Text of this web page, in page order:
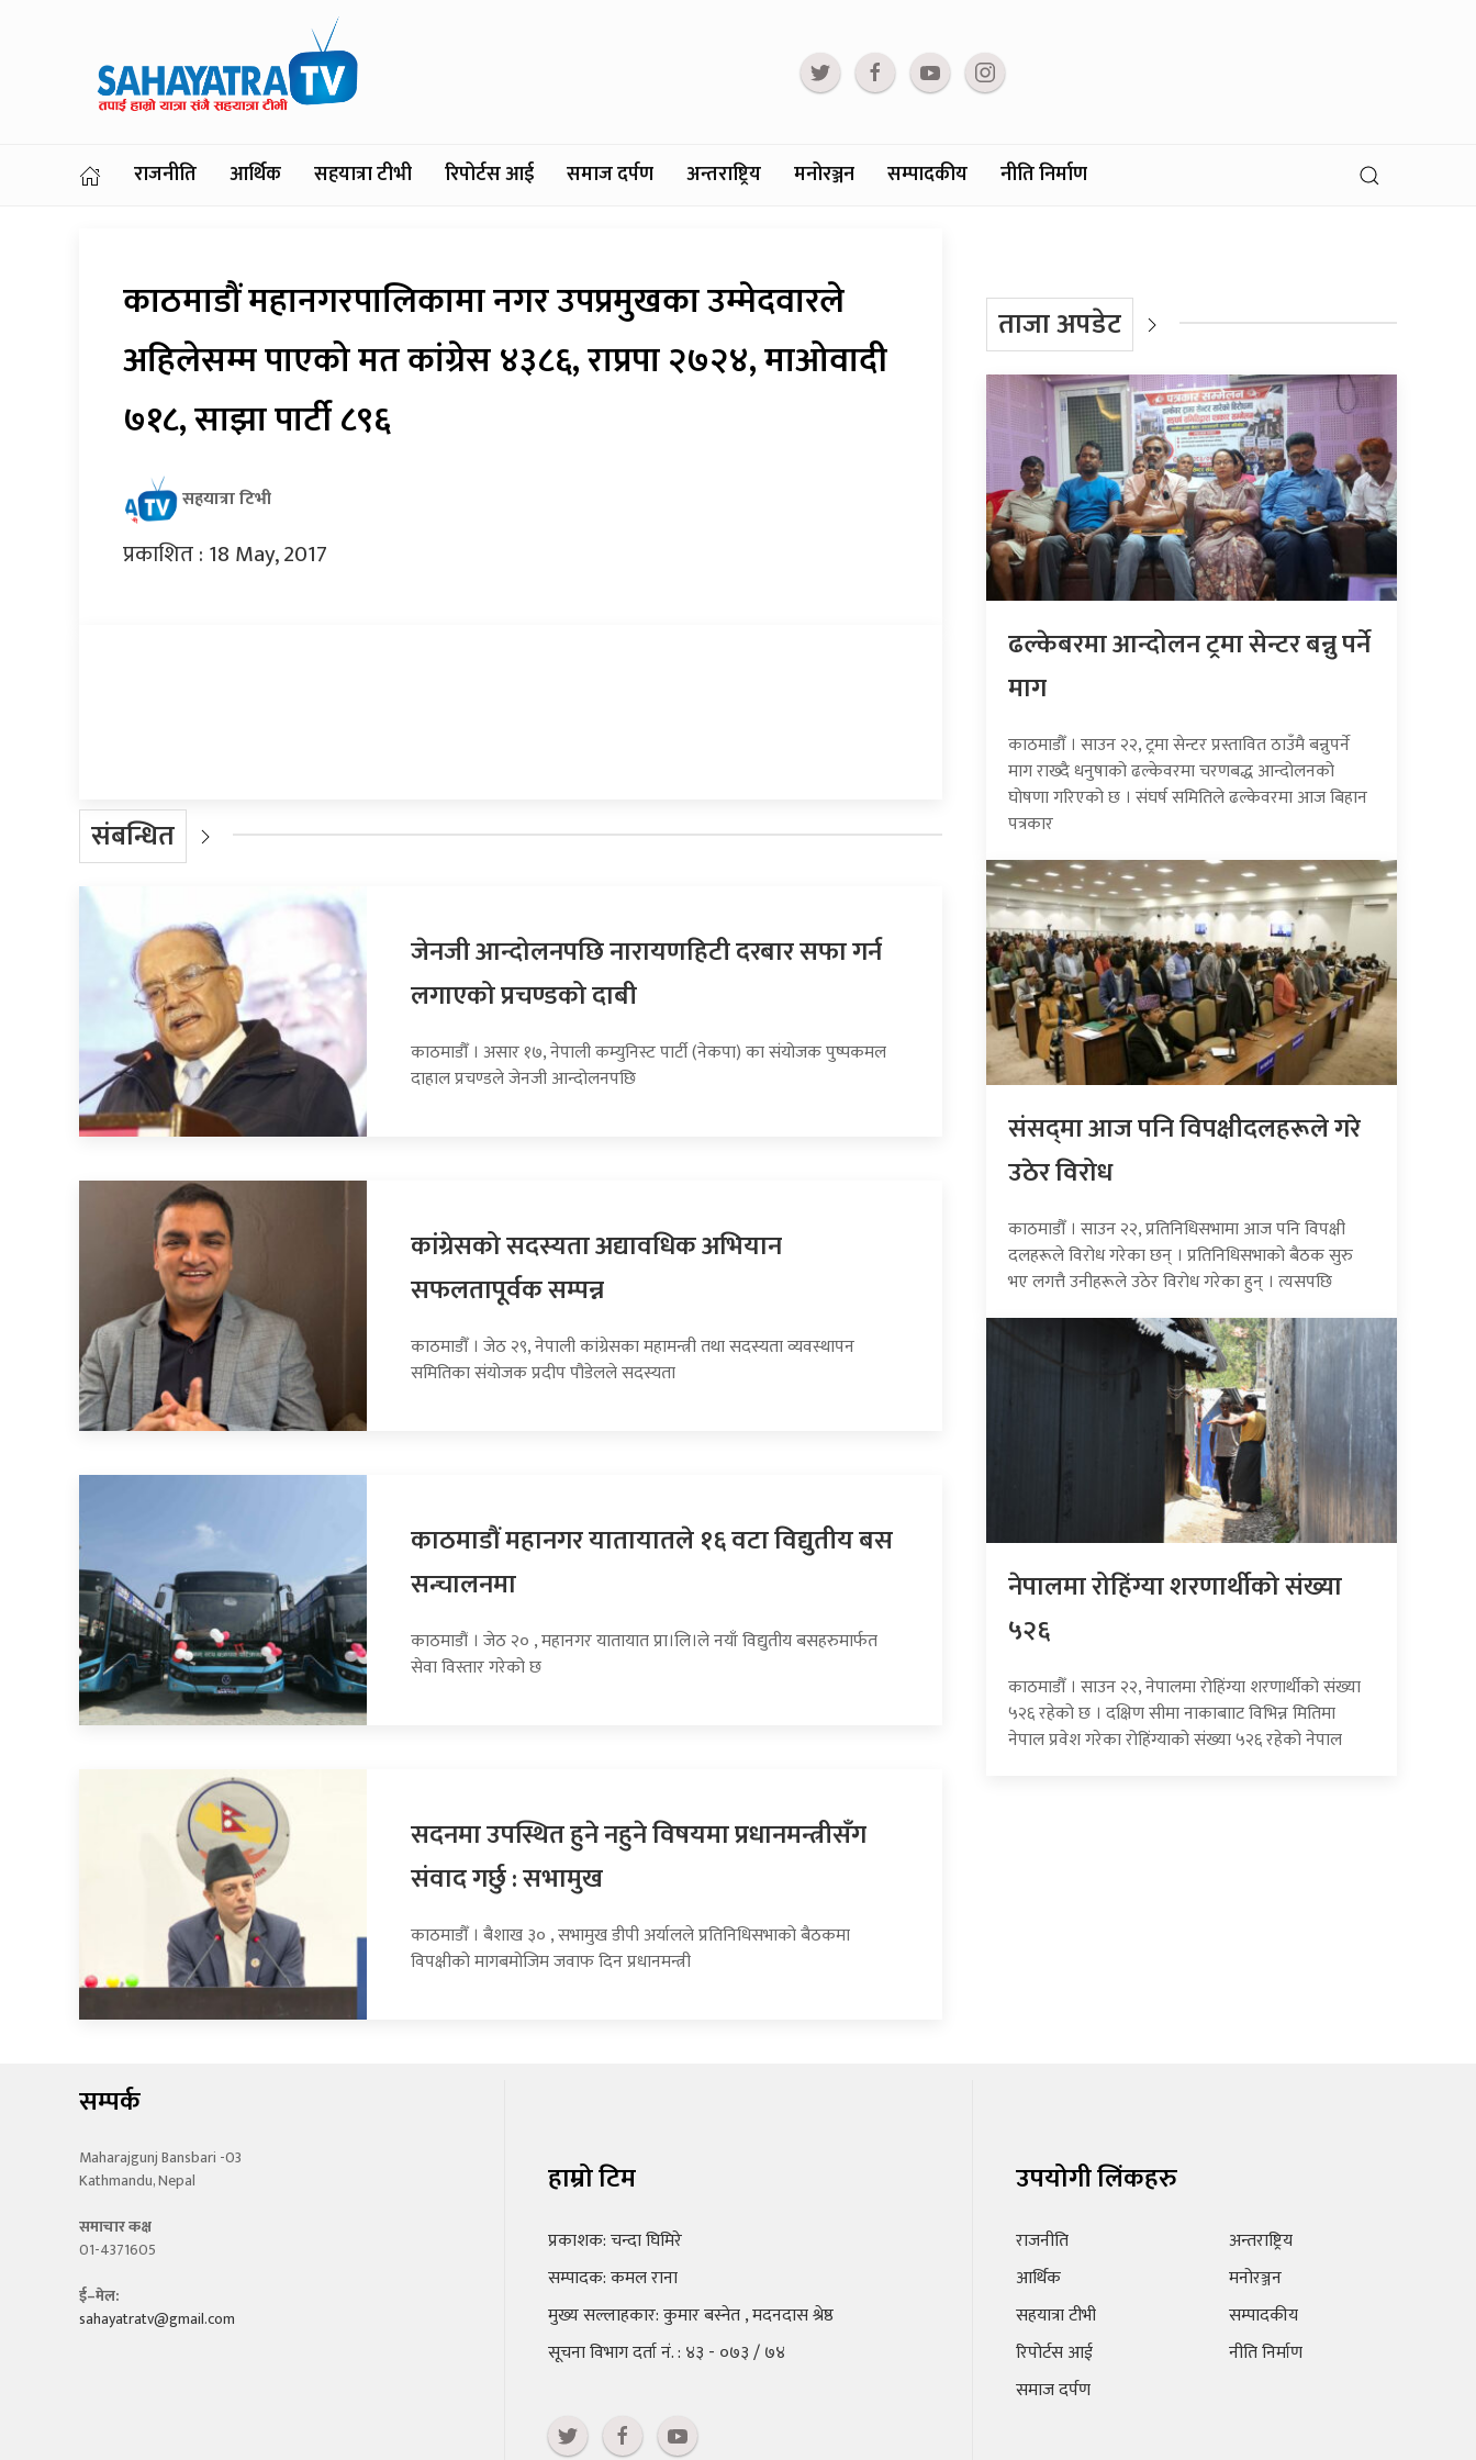
राजनीति आर्थिक सहयात्रा टीभी रिपोर्टस आई समाज दर्पण अन्तराष्ट्रिय मनोरञ्जन सम्पादकीय नीति निर्माण
काठमाडौं महानगरपालिकामा नगर उपप्रमुखका उम्मेदवारले
अहिलेसम्म पाएको मत कांग्रेस ४३८६, राप्रपा २७२४, माओवादी
७१८, साझा पार्टी ८९६
सहयात्रा टिभी
प्रकाशित : 18 May, 2017
संबन्धित
जेनजी आन्दोलनपछि नारायणहिटी दरबार सफा गर्न
लगाएको प्रचण्डको दाबी
काठमाडौँ । असार १७, नेपाली कम्युनिस्ट पार्टी (नेकपा) का संयोजक पुष्पकमल
दाहाल प्रचण्डले जेनजी आन्दोलनपछि
कांग्रेसको सदस्यता अद्यावधिक अभियान
सफलतापूर्वक सम्पन्न
काठमाडौँ । जेठ २९, नेपाली कांग्रेसका महामन्त्री तथा सदस्यता व्यवस्थापन
समितिका संयोजक प्रदीप पौडेलले सदस्यता
काठमाडौं महानगर यातायातले १६ वटा विद्युतीय बस
सन्चालनमा
काठमाडौं । जेठ २० , महानगर यातायात प्रा।लि।ले नयाँ विद्युतीय बसहरुमार्फत
सेवा विस्तार गरेको छ
सदनमा उपस्थित हुने नहुने विषयमा प्रधानमन्त्रीसँग
संवाद गर्छु : सभामुख
काठमाडौँ । बैशाख ३० , सभामुख डीपी अर्यालले प्रतिनिधिसभाको बैठकमा
विपक्षीको मागबमोजिम जवाफ दिन प्रधानमन्त्री
ताजा अपडेट
ढल्केबरमा आन्दोलन ट्रमा सेन्टर बन्नु पर्ने
माग
काठमाडौँ । साउन २२, ट्रमा सेन्टर प्रस्तावित ठाउँमै बन्नुपर्ने
माग राख्दै धनुषाको ढल्केवरमा चरणबद्ध आन्दोलनको
घोषणा गरिएको छ । संघर्ष समितिले ढल्केवरमा आज बिहान
पत्रकार
संसद्‍मा आज पनि विपक्षीदलहरूले गरे
उठेर विरोध
काठमाडौँ । साउन २२, प्रतिनिधिसभामा आज पनि विपक्षी
दलहरूले विरोध गरेका छन् । प्रतिनिधिसभाको बैठक सुरु
भए लगत्तै उनीहरूले उठेर विरोध गरेका हुन् । त्यसपछि
नेपालमा रोहिंग्या शरणार्थीको संख्या
५२६
काठमाडौँ । साउन २२, नेपालमा रोहिंग्या शरणार्थीको संख्या
५२६ रहेको छ । दक्षिण सीमा नाकाबााट विभिन्न मितिमा
नेपाल प्रवेश गरेका रोहिंग्याको संख्या ५२६ रहेको नेपाल
सम्पर्क
Maharajgunj Bansbari -03
Kathmandu, Nepal
समाचार कक्ष
01-4371605
ई–मेल:
sahayatratv@gmail.com
हाम्रो टिम
प्रकाशक: चन्दा घिमिरे
सम्पादक: कमल राना
मुख्य सल्लाहकार: कुमार बस्नेत , मदनदास श्रेष्ठ
सूचना विभाग दर्ता नं. : ४३ - ०७३ / ७४
उपयोगी लिंकहरु
राजनीति
आर्थिक
सहयात्रा टीभी
रिपोर्टस आई
समाज दर्पण
अन्तराष्ट्रिय
मनोरञ्जन
सम्पादकीय
नीति निर्माण